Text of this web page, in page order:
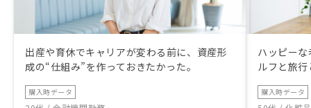
出産や育休でキャリアが変わる前に、資産形
成の“仕組み”を作っておきたかった。
購入時データ
ハッピー
ルフと旅
購入時データ